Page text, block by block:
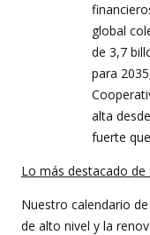
global
de 3,7
para
alta
fuerte
Lo más destacado
Nuestro calendario
de alto nivel y la